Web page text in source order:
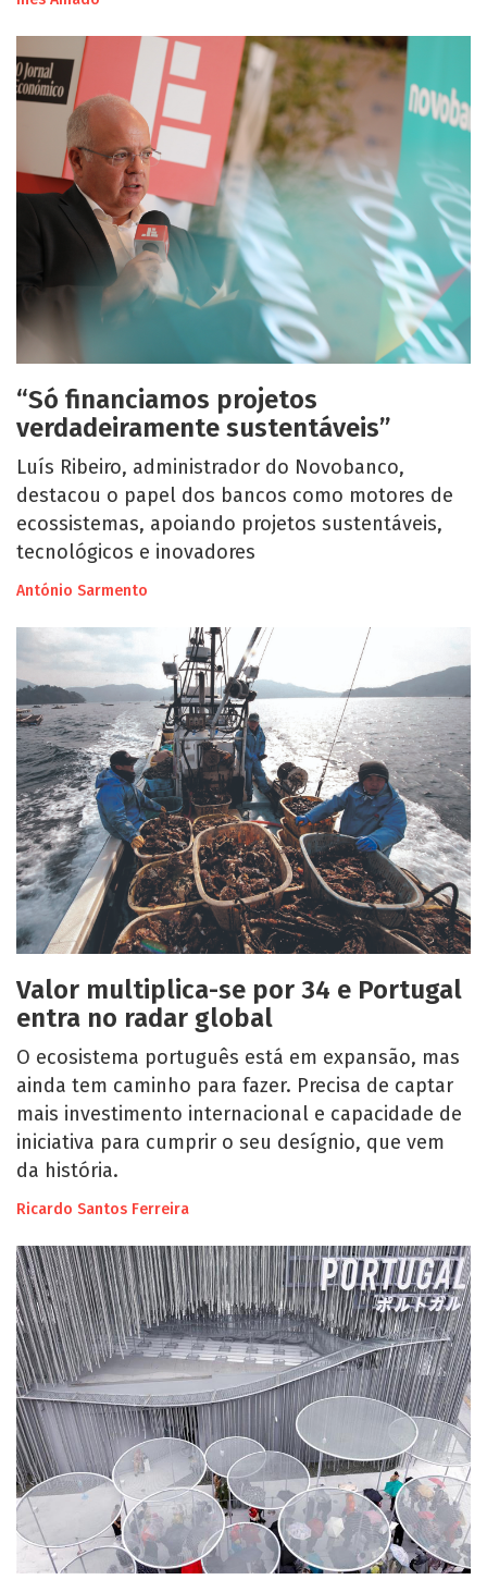
“Só financiamos projetos
verdadeiramente sustentáveis”
Luís Ribeiro, administrador do Novobanco,
destacou o papel dos bancos como motores de
ecossistemas, apoiando projetos sustentáveis,
tecnológicos e inovadores
António Sarmento
Valor multiplica-se por 34 e Portugal
entra no radar global
O ecosistema português está em expansão, mas
ainda tem caminho para fazer. Precisa de captar
mais investimento internacional e capacidade de
iniciativa para cumprir o seu desígnio, que vem
da história.
Ricardo Santos Ferreira